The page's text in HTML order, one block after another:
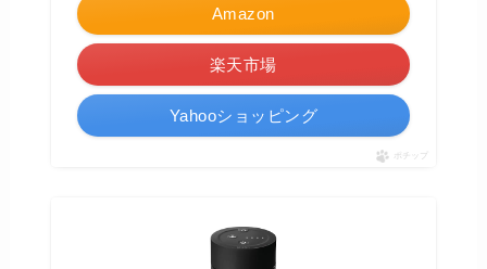
Amazon
楽天市場
Yahooショッピング
ポチップ